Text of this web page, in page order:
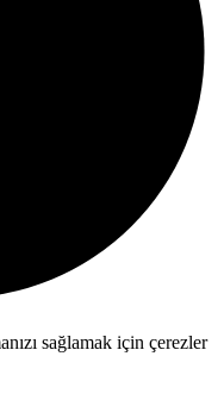
sağlamak için çerezler